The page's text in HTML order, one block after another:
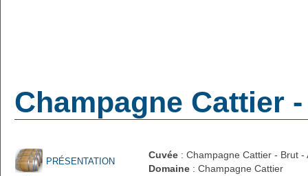
Champagne Cattier
PRÉSENTATION
Cuvée : Champagne Cattier - Brut -
Domaine : Champagne Cattier